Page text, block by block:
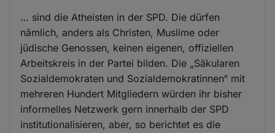
… sind die Atheisten in der SPD. Die dürfen
nämlich, anders als Christen, Muslime oder
jüdische Genossen, keinen eigenen, offiziellen
Arbeitskreis in der Partei bilden. Die „Säkularen
Sozialdemokraten und Sozialdemokratinnen“ mit
mehreren Hundert Mitgliedern würden ihr bisher
informelles Netzwerk gern innerhalb der SPD
institutionalisieren, aber, so berichtet es die